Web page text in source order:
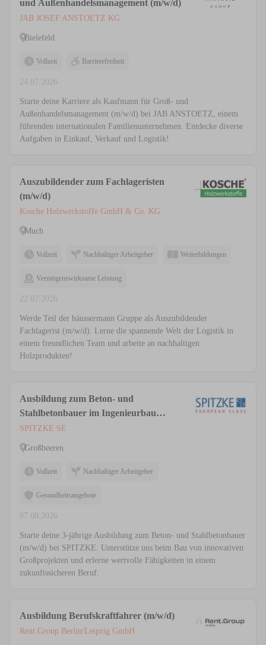
und Außenhandelsmanagement (m/w/d)
JAB JOSEF ANSTOETZ KG
Bielefeld
Vollzeit Barrierefreiheit
24.07.2026
Starte deine Karriere als Kaufmann für Groß- und
Außenhandelsmanagement (m/w/d) bei JAB ANSTOETZ, einem
führenden internationalen Familienunternehmen. Entdecke diverse
Aufgaben in Einkauf, Verkauf und Logistik!
Auszubildender zum Fachlageristen
(m/w/d)
Kosche Holzwerkstoffe GmbH & Co. KG
Much
Vollzeit Nachhaltiger Arbeitgeber Weiterbildungen
Vermögenswirksame Leistung
22.07.2026
Werde Teil der häussermann Gruppe als Auszubildender
Fachlagerist (m/w/d). Lerne die spannende Welt der Logistik in
einem freundlichen Team und arbeite an nachhaltigen
Holzprodukten!
Ausbildung zum Beton- und
Stahlbetonbauer im Ingenieurbau
(m/w/d)
SPITZKE SE
Großbeeren
Vollzeit Nachhaltiger Arbeitgeber
Gesundheitsangebote
07.08.2026
Starte deine 3-jährige Ausbildung zum Beton- und Stahlbetonbauer
(m/w/d) bei SPITZKE. Unterstütze uns beim Bau von innovativen
Großprojekten und erlerne wertvolle Fähigkeiten in einem
zukunftssicheren Beruf.
Ausbildung Berufskraftfahrer (m/w/d)
Rent.Group Berlin/Leipzig GmbH